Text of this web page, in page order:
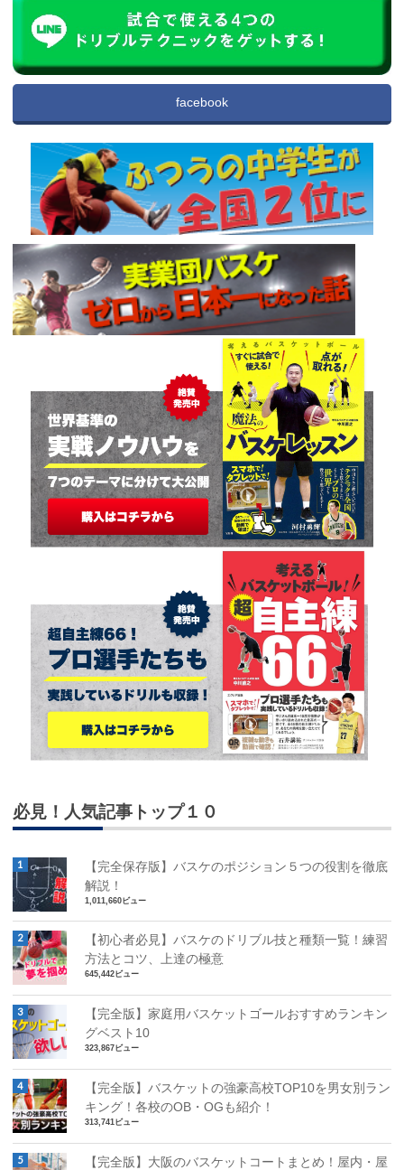
facebook
必見！人気記事トップ１０
【完全保存版】バスケのポジション５つの役割を徹底
解説！
1,011,660ビュー
【初心者必見】バスケのドリブル技と種類一覧！練習
方法とコツ、上達の極意
645,442ビュー
【完全版】家庭用バスケットゴールおすすめランキン
グベスト10
323,867ビュー
【完全版】バスケットの強豪高校TOP10を男女別ラン
キング！各校のOB・OGも紹介！
313,741ビュー
【完全版】大阪のバスケットコートまとめ！屋内・屋